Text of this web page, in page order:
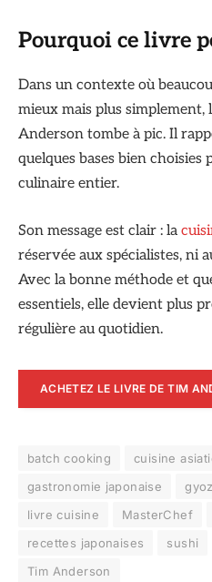
Pourquoi ce livre
Dans un contexte où
mieux mais plus simplement,
Anderson tombe à pic. Il
quelques bases bien
culinaire entier.
Son message est clair : la
réservée aux spécialistes, ni
Avec la bonne méthode et
essentiels, elle devient plus
régulière au quotidien.
ACHETEZ LE LIVRE DE TIM
batch cooking cuisine
gastronomie japonaise
livre cuisine
MasterChef
recettes japonaises
sushi
Tim Anderson